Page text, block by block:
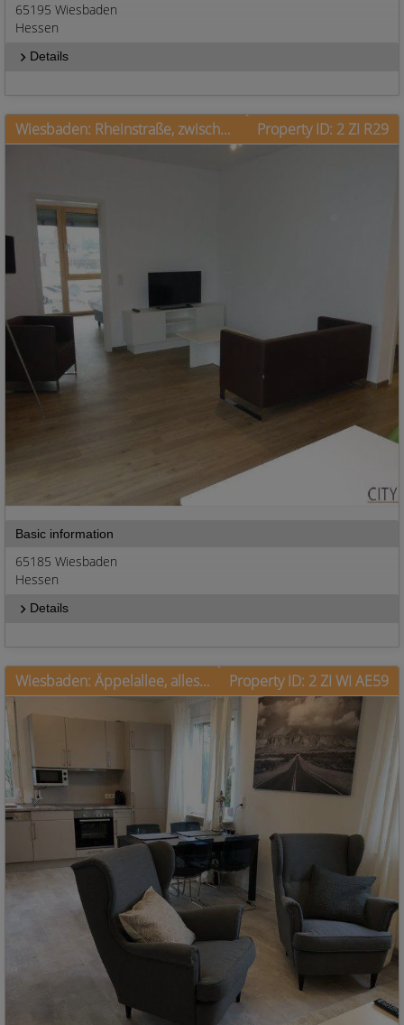
65195 Wiesbaden
Hessen
Details
Wiesbaden: Rheinstraße, zwischen City und Bahnhof, Garage optional. Property ID: 2 ZI R29
Basic information
65185 Wiesbaden
Hessen
Details
Wiesbaden: Äppelallee, alles neu und hochwertig, beste Verkehrsanbindnung Property ID: 2 ZI WI AE59